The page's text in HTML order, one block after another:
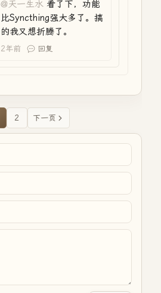
@天一生水 看了下，功能
比Syncthing强大多了。搞
的我又想折腾了。
2年前 回复
2 下一页